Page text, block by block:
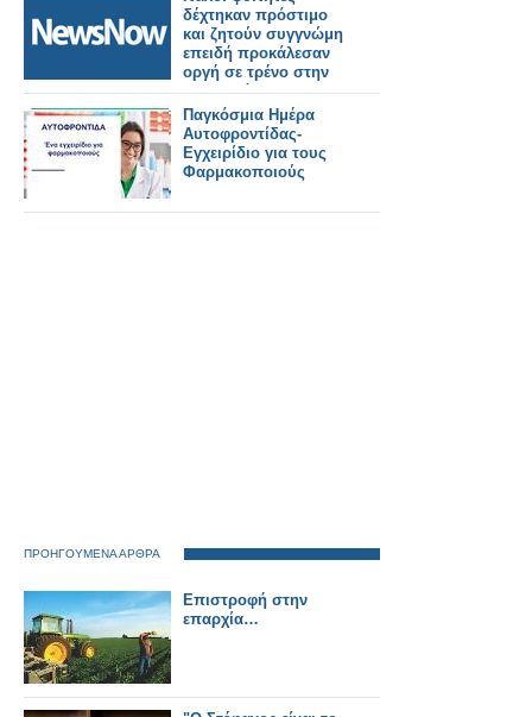
δέχτηκαν πρόστιμο
και ζητούν συγγνώμη
επειδή προκάλεσαν
οργή σε τρένο στην
Μπανγκόκ.
Παγκόσμια Ημέρα
Αυτοφροντίδας-
Εγχειρίδιο για τους
Φαρμακοποιούς
ΠΡΟΗΓΟΥΜΕΝΑ ΑΡΘΡΑ
Επιστροφή στην
επαρχία…